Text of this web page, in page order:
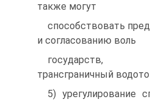
также могут
способствовать
и согласованию воль
государств,
трансграничный
5) урегулирование